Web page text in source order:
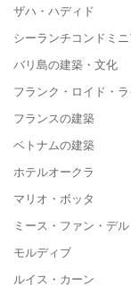
ザハ・ハディド
シーランチコンドミ
バリ島の建築・文化
フランク・ロイド・
フランスの建築
ベトナムの建築
ホテルオークラ
マリオ・ボッタ
ミース・ファン・デ
モルディブ
ルイス・カーン